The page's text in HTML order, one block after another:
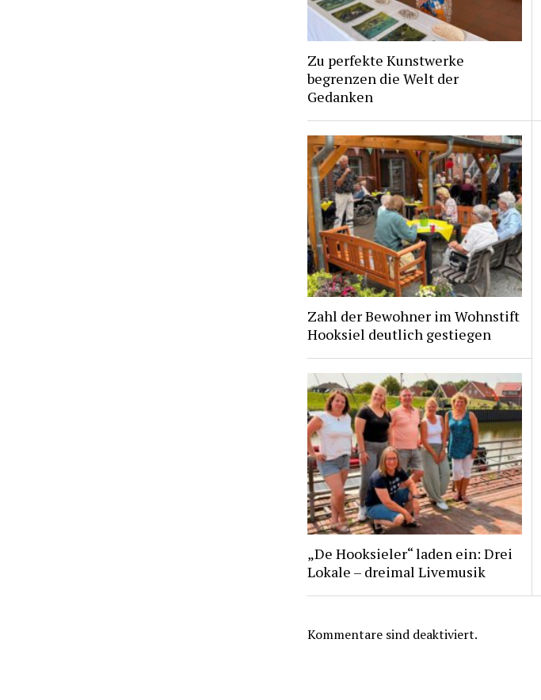
Zu perfekte Kunstwerke
begrenzen die Welt der
Gedanken
Zahl der Bewohner im Wohnstift
Hooksiel deutlich gestiegen
„De Hooksieler“ laden ein: Drei
Lokale – dreimal Livemusik
Kommentare sind deaktiviert.